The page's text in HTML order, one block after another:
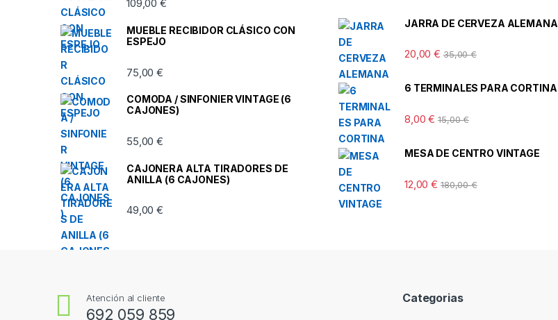
109,00€
MUEBLE RECIBIDOR CLÁSICO CON
ESPEJO
75,00€
COMODA / SINFONIER VINTAGE (6
CAJONES)
55,00€
CAJONERA ALTA TIRADORES DE
ANILLA (6 CAJONES)
49,00€
JARRA DE CERVEZA ALEMANA
20,00€ 35,00€
6 TERMINALES PARA CORTINA
8,00€ 15,00€
MESA DE CENTRO VINTAGE
12,00€ 180,00€
Atención al cliente
692 059 859
Categorias